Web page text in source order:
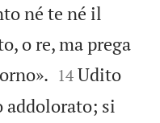
né te né il
o re, ma prega


14 Udito
addolorato; si